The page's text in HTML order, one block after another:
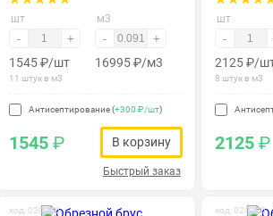
шт
- +
1545₽/шт
11 штук в м3
м3
- +
16995₽/м3
Антисептирование (+300 ₽/шт)
1545₽ В корзину
Быстрый заказ
шт
-
2125₽/
8 штук в м3
2125₽
код: 020060 код: 020200